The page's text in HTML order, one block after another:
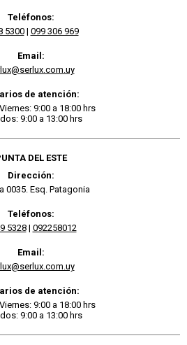
Teléfonos:
5300| 099 306 969
Email:
de atención:
9:00 a 18:00 hrs
9:00 a 13:00 hrs
DEL ESTE
Dirección:
0035. Esq. Patagonia
Teléfonos:
5328| 092258012
Email:
de atención:
9:00 a 18:00 hrs
9:00 a 13:00 hrs